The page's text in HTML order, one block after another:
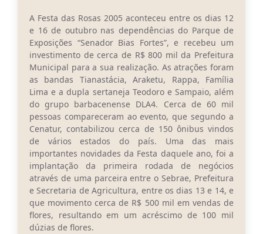
A Festa das Rosas 2005 aconteceu entre os dias 12
e 16 de outubro nas dependências do Parque de
Exposições “Senador Bias Fortes”, e recebeu um
investimento de cerca de R$ 800 mil da Prefeitura
Municipal para a sua realização. As atrações foram
as bandas Tianastácia, Araketu, Rappa, Família
Lima e a dupla sertaneja Teodoro e Sampaio, além
do grupo barbacenense DLA4. Cerca de 60 mil
pessoas compareceram ao evento, que segundo a
Cenatur, contabilizou cerca de 150 ônibus vindos
de vários estados do país. Uma das mais
importantes novidades da Festa daquele ano, foi a
implantação da primeira rodada de negócios
através de uma parceira entre o Sebrae, Prefeitura
e Secretaria de Agricultura, entre os dias 13 e 14, e
que movimento cerca de R$ 500 mil em vendas de
flores, resultando em um acréscimo de 100 mil
dúzias de flores.